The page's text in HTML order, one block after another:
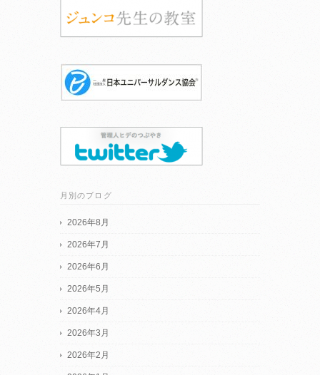
月別のブログ
2026年8月
2026年7月
2026年6月
2026年5月
2026年4月
2026年3月
2026年2月